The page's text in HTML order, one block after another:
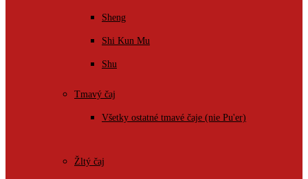
Sheng
Shi Kun Mu
Shu
Tmavý čaj
Všetky ostatné tmavé čaje (nie Pu'er)
Žltý čaj